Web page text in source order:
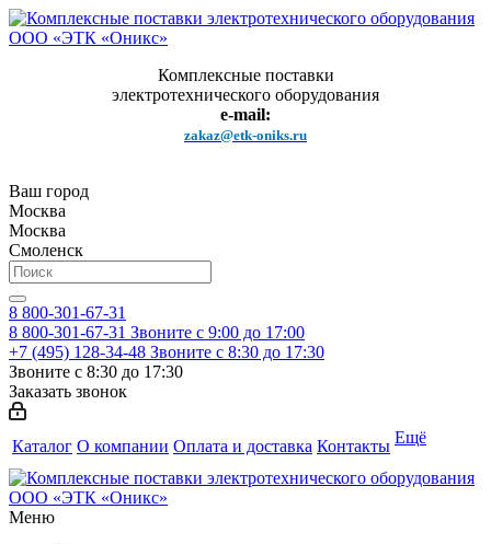
Комплексные поставки
электротехнического оборудования
e-mail:
zakaz@etk-oniks.ru
Ваш город
Москва
Москва
Смоленск
8 800-301-67-31
8 800-301-67-31 Звоните с 9:00 до 17:00
+7 (495) 128-34-48 Звоните с 8:30 до 17:30
Звоните с 8:30 до 17:30
Заказать звонок
Каталог О компании Оплата и доставка Контакты Ещё
Меню